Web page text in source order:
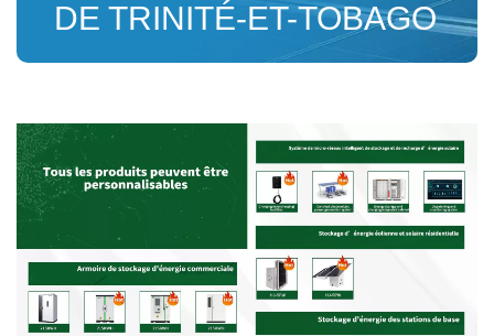
DE TRINITÉ-ET-TOBAGO